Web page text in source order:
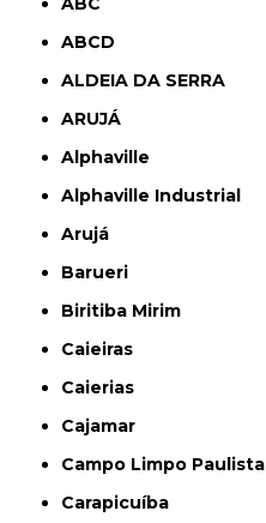
ABCD
ALDEIA DA SERRA
ARUJÁ
Alphaville
Alphaville Industrial
Arujá
Barueri
Biritiba Mirim
Caieiras
Caierias
Cajamar
Campo Limpo Paulista
Carapicuíba